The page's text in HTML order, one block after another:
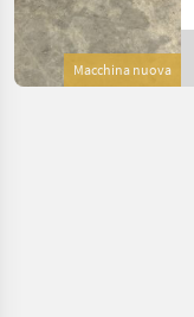
Macchina nuova